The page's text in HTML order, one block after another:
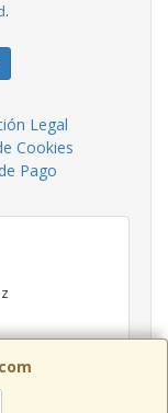
.
Legal
Cookies
Pago